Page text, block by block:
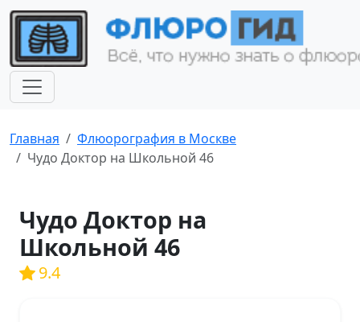
Главная
Флюорография в Москве
Чудо Доктор на Школьной 46
Чудо Доктор на
Школьной 46
9.4